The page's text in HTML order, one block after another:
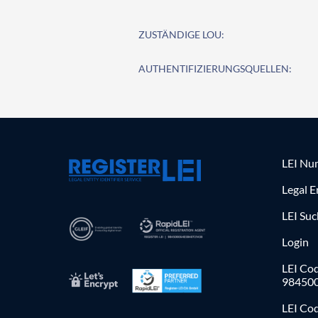
ZUSTÄNDIGE LOU:
AUTHENTIFIZIERUNGSQUELLEN:
LEI
Legal
LEI
Login
LEI
LEI